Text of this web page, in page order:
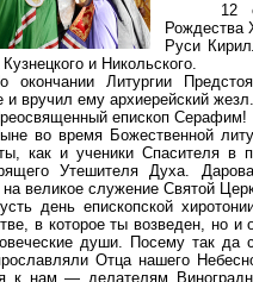
12
Рождества
Руси
и Никольского.
окончании Литургии
и вручил ему архиерейский жезл.
епископ Серафим!
во время Божественной
как и ученики Спасителя в
Утешителя Духа.
на великое служение Святой
день епископской
в которое ты возведен, но и
души. Посему так да
Отца нашего
к нам — делателям